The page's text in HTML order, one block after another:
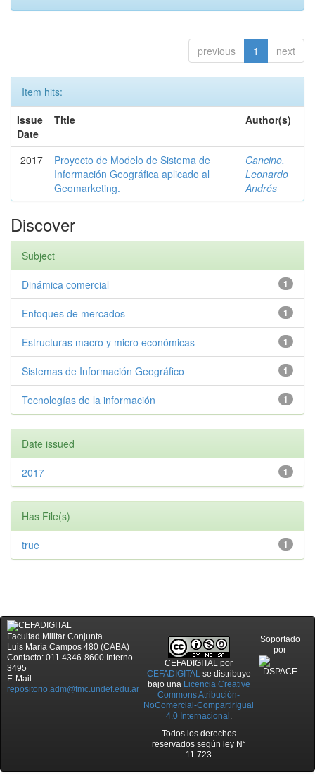
previous 1 next
Item hits:
Issue
Date
Title Author(s)
2017
Proyecto de Modelo de Sistema de
Información Geográfica aplicado al
Geomarketing.
Cancino,
Leonardo
Andrés
Discover
Subject
1
Dinámica comercial
1
Enfoques de mercados
1
Estructuras macro y micro económicas
1
Sistemas de Información Geográfico
1
Tecnologías de la información
Date issued
1
2017
Has File(s)
1
true
Facultad Militar Conjunta
Luis María Campos 480 (CABA)
Contacto: 011 4346-8600 Interno
3495
E-Mail:
repositorio.adm@fmc.undef.edu.ar
CEFADIGITAL por
CEFADIGITALse distribuye
bajo una Licencia Creative
Commons Atribución-
NoComercial-CompartirIgual
4.0 Internacional .
Todos los derechos
reservados según ley N°
11.723
Soportado
por